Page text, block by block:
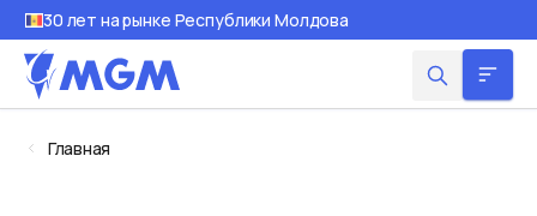
30 лет на рынке Республики Молдова
Главная